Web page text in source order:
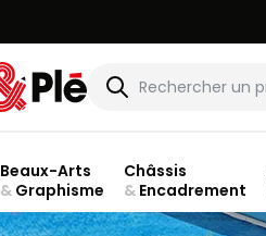
Beaux-Arts
&Graphisme
Châssis
&Encadrement